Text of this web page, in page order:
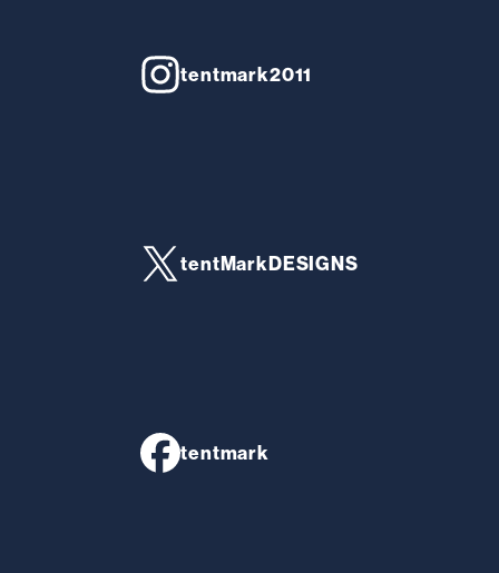
tentmark2011
tentMarkDESIGNS
tentmark